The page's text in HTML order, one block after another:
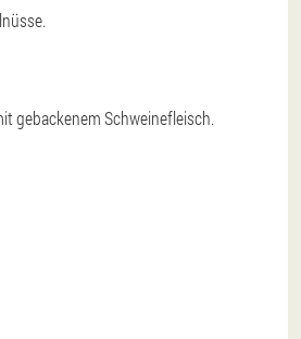
gebackenem Schweinefleisch.